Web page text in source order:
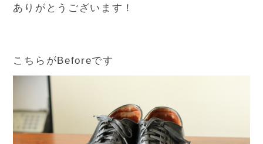
ありがとうございます！
こちらがBeforeです